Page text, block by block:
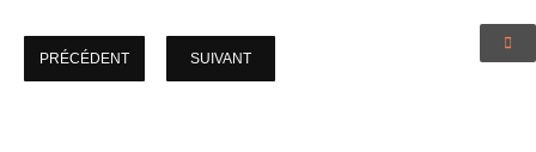
PRÉCÉDENT SUIVANT